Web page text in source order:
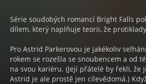
Série soudobých romancí Bright Falls
dílem, který naplňuje teorii, že
Pro Astrid Parkerovou je jakékoliv
rokem se rozešla se snoubencem a od
na svou kariéru. (Její přátelé by řekli, že
Astrid je ale prostě jen cílevědomá.)